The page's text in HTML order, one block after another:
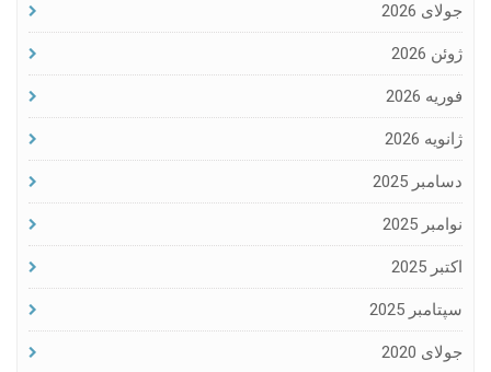
جولای 2026
ژوئن 2026
فوریه 2026
ژانویه 2026
دسامبر 2025
نوامبر 2025
اکتبر 2025
سپتامبر 2025
جولای 2020